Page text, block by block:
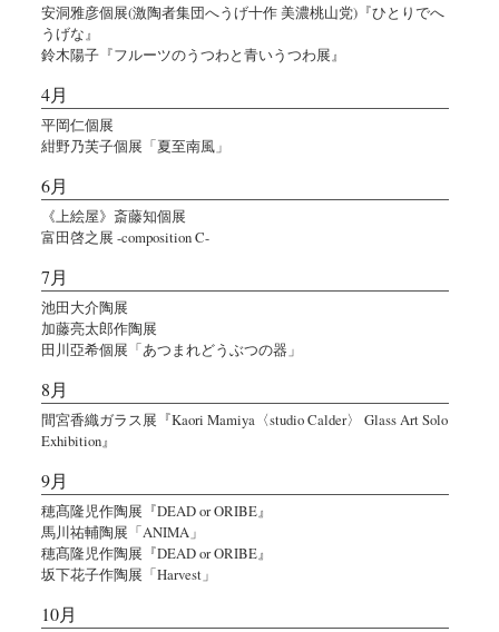
安洞雅彦個展(激陶者集団へうげ十作 美濃桃山党)『ひとりでへ
うげな』
鈴木陽子『フルーツのうつわと青いうつわ展』
4月
平岡仁個展
紺野乃芙子個展「夏至南風」
6月
《上絵屋》斎藤知個展
富田啓之展 -composition C-
7月
池田大介陶展
加藤亮太郎作陶展
田川亞希個展「あつまれどうぶつの器」
8月
間宮香織ガラス展『Kaori Mamiya〈studio Calder〉 Glass Art Solo
Exhibition』
9月
穂髙隆児作陶展『DEAD or ORIBE』
馬川祐輔陶展「ANIMA」
穂髙隆児作陶展『DEAD or ORIBE』
坂下花子作陶展「Harvest」
10月